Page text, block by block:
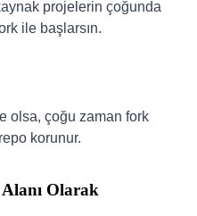
projelerin çoğunda
ile başlarsın.
olsa, çoğu zaman fork
korunur.
Alanı Olarak